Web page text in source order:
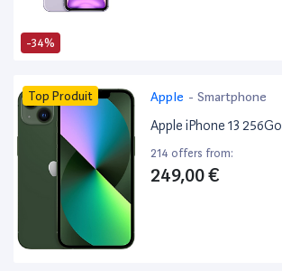
-34%
Top Produit Apple - Smartphone
Apple iPhone 13 256Go
214 offers from:
249,00 €